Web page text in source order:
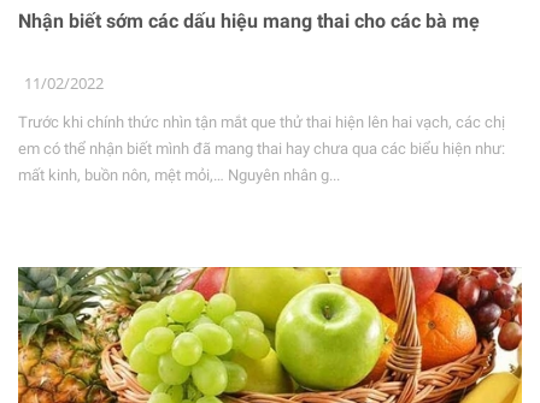
Nhận biết sớm các dấu hiệu mang thai cho các bà mẹ
11/02/2022
Trước khi chính thức nhìn tận mắt que thử thai hiện lên hai vạch, các chị
em có thể nhận biết mình đã mang thai hay chưa qua các biểu hiện như:
mất kinh, buồn nôn, mệt mỏi,… Nguyên nhân g...